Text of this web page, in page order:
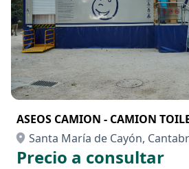
ASEOS CAMION - CAMION
Santa María de Cayón,
Precio a consultar